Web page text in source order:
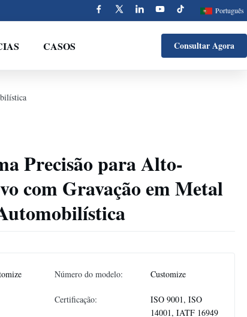
Português
CASOS Consultar Agora
Precisão para Alto-
com Gravação em Metal
Número do modelo: Customize
Certificação:
ISO 9001, ISO
14001, IATF 16949